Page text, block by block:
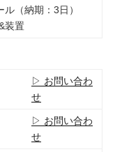
（納期：3日）
装置
▷ お問い合わ
せ
▷ お問い合わ
せ